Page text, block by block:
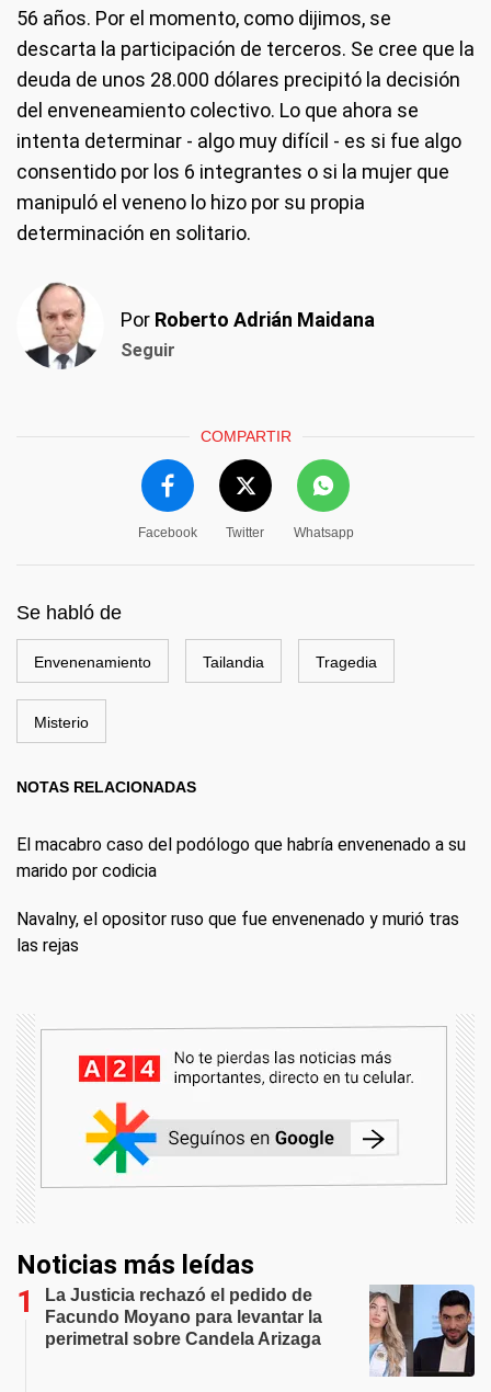
56 años. Por el momento, como dijimos, se
descarta la participación de terceros. Se cree que la
deuda de unos 28.000 dólares precipitó la decisión
del enveneamiento colectivo. Lo que ahora se
intenta determinar - algo muy difícil - es si fue algo
consentido por los 6 integrantes o si la mujer que
manipuló el veneno lo hizo por su propia
determinación en solitario.
Por Roberto Adrián Maidana
Seguir
COMPARTIR
Facebook Twitter Whatsapp
Se habló de
Envenenamiento Tailandia Tragedia
Misterio
NOTAS RELACIONADAS
El macabro caso del podólogo que habría envenenado a su
marido por codicia
Navalny, el opositor ruso que fue envenenado y murió tras
las rejas
Noticias más leídas
La Justicia rechazó el pedido de
Facundo Moyano para levantar la
perimetral sobre Candela Arizaga